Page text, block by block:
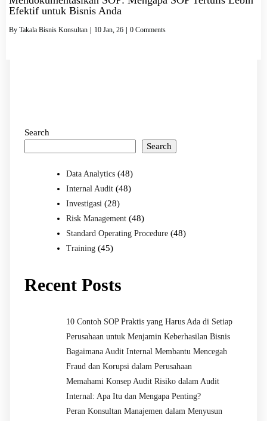
Efektif untuk Bisnis Anda
By Takala Bisnis Konsultan | 10 Jan, 26 | 0 Comments
Search
Search
Data Analytics (48)
Internal Audit (48)
Investigasi (28)
Risk Management (48)
Standard Operating Procedure (48)
Training (45)
Recent Posts
10 Contoh SOP Praktis yang Harus Ada di Setiap
Perusahaan untuk Menjamin Keberhasilan Bisnis
Bagaimana Audit Internal Membantu Mencegah
Fraud dan Korupsi dalam Perusahaan
Memahami Konsep Audit Risiko dalam Audit
Internal: Apa Itu dan Mengapa Penting?
Peran Konsultan Manajemen dalam Menyusun